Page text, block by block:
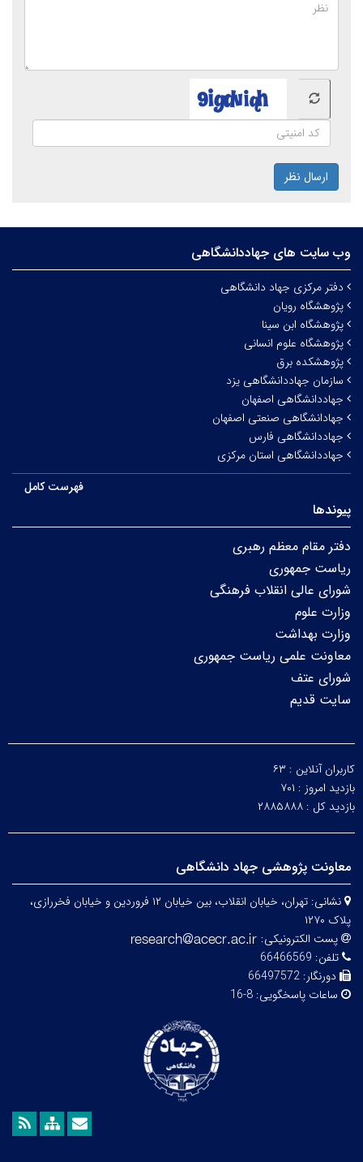
ارسال نظر
وب سایت های جهاددانشگاهی
دفتر مرکزی جهاد دانشگاهی
پژوهشگاه رویان
پژوهشگاه ابن سینا
پژوهشگاه علوم انسانی
پژوهشکده برق
سازمان جهاددانشگاهی یزد
جهاددانشگاهی اصفهان
جهادانشگاهی صنعتی اصفهان
جهاددانشگاهی فارس
جهاددانشگاهی استان مرکزی
فهرست کامل
پیوندها
دفتر مقام معظم رهبری
ریاست جمهوری
شورای عالی انقلاب فرهنگی
وزارت علوم
وزارت بهداشت
معاونت علمی ریاست جمهوری
شورای عتف
سایت قدیم
کاربران آنلاین : ۶۳
بازدید امروز : ۷۰۱
بازدید کل : ۲۸۸۵۸۸۸
معاونت پژوهشی جهاد دانشگاهی
نشانی:
تهران، خیابان انقلاب، بین خیابان ۱۲ فروردین و خیابان فخررازی،
پلاک ۱۲۷۰
پست الکترونیکی:
تلفن: 66466569
دورنگار: 66497572
ساعات پاسخگویی: 8-16